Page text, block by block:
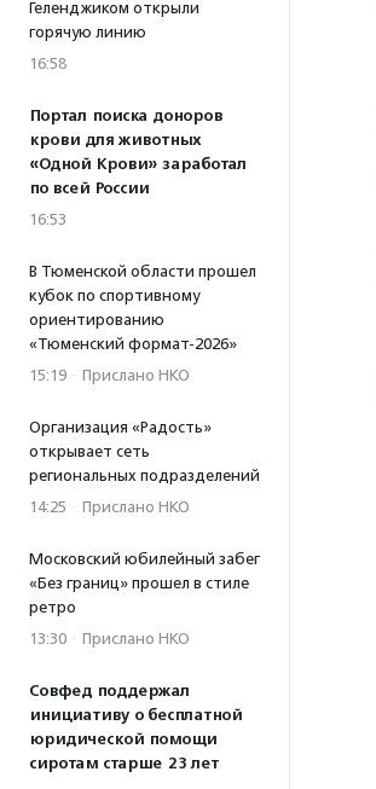
Геленджиком открыли
горячую линию
16:58
Портал поиска доноров
крови для животных
«Одной Крови» заработал
по всей России
16:53
В Тюменской области прошел
кубок по спортивному
ориентированию
«Тюменский формат-2026»
15:19 · Прислано НКО
Организация «Радость»
открывает сеть
региональных подразделений
14:25 · Прислано НКО
Московский юбилейный забег
«Без границ» прошел в стиле
ретро
13:30 · Прислано НКО
Совфед поддержал
инициативу о бесплатной
юридической помощи
сиротам старше 23 лет